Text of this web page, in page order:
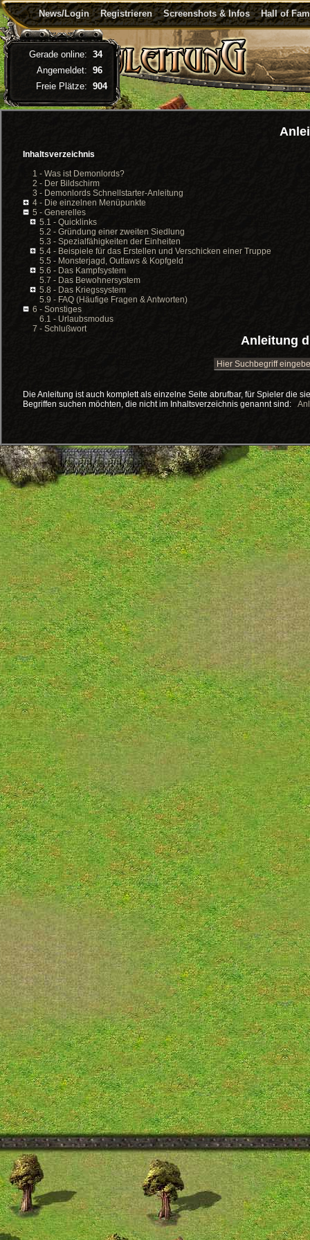
News/Login Registrieren Screenshots & Infos Hall of
Inhaltsverzeichnis
1 - Was ist Demonlords?
2 - Der Bildschirm
3 - Demonlords Schnellstarter-Anleitung
4 - Die einzelnen Menüpunkte
5 - Generelles
5.1 - Quicklinks
5.2 - Gründung einer zweiten Siedlung
5.3 - Spezialfähigkeiten der Einheiten
5.4 - Beispiele für das Erstellen und Verschicken einer Truppe
5.5 - Monsterjagd, Outlaws & Kopfgeld
5.6 - Das Kampfsystem
5.7 - Das Bewohnersystem
5.8 - Das Kriegssystem
5.9 - FAQ (Häufige Fragen & Antworten)
6 - Sonstiges
6.1 - Urlaubsmodus
7 - Schlußwort
Anleitung
Die Anleitung ist auch komplett als einzelne Seite abrufbar, für Spieler die
Begriffen suchen möchten, die nicht im Inhaltsverzeichnis genannt sind:
Gerade online: 34
Angemeldet: 96
Freie Plätze: 904